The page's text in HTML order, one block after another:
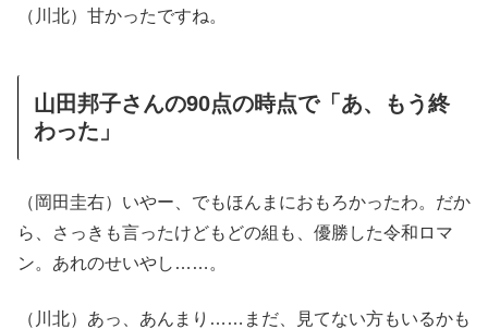
（川北）甘かったですね。
山田邦子さんの90点の時点で「あ、もう終
わった」
（岡田圭右）いやー、でもほんまにおもろかったわ。だか
ら、さっきも言ったけどもどの組も、優勝した令和ロマ
ン。あれのせいやし……。
（川北）あっ、あんまり……まだ、見てない方もいるかも